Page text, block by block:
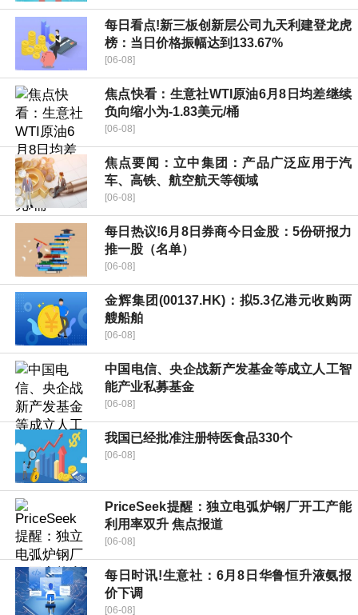
每日看点!新三板创新层公司九天利建登龙虎
榜：当日价格振幅达到133.67%
[06-08]
焦点快看：生意社WTI原油6月8日均差继续
负向缩小为-1.83美元/桶
[06-08]
焦点要闻：立中集团：产品广泛应用于汽
车、高铁、航空航天等领域
[06-08]
每日热议!6月8日券商今日金股：5份研报力
推一股（名单）
[06-08]
金辉集团(00137.HK)：拟5.3亿港元收购两
艘船舶
[06-08]
中国电信、央企战新产发基金等成立人工智
能产业私募基金
[06-08]
我国已经批准注册特医食品330个
[06-08]
PriceSeek提醒：独立电弧炉钢厂开工产能
利用率双升 焦点报道
[06-08]
每日时讯!生意社：6月8日华鲁恒升液氨报
价下调
[06-08]